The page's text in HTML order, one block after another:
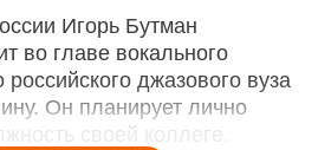
Игорь Бутман
во главе вокального
российского джазового вуза
Он планирует лично
своей коллеге.